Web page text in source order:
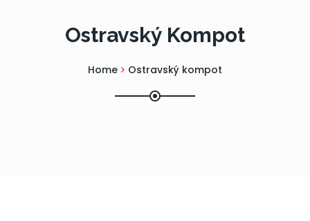
Ostravský Kompot
Home Ostravský kompot